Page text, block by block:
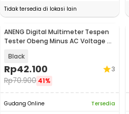
Tidak tersedia di lokasi lain
ANENG Digital Multimeter Tespen
Tester Obeng Minus AC Voltage -
Black
Rp42.100
Rp70.900 41%
3
Gudang Online
Tersedia